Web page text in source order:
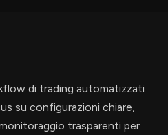
di trading automatizzati
su configurazioni chiare,
trasparenti per